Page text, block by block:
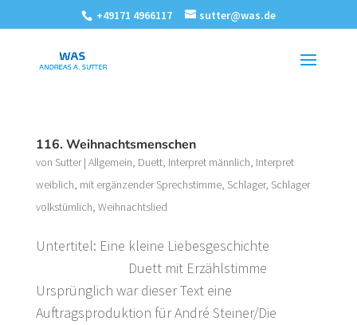
+49171 4966117 sutter@was.de
116. Weihnachtsmenschen
von Sutter| Allgemein, Duett, Interpret männlich, Interpret
weiblich, mit ergänzender Sprechstimme, Schlager, Schlager
volkstümlich, Weihnachtslied
Untertitel: Eine kleine Liebesgeschichte
Duett mit Erzählstimme
Ursprünglich war dieser Text eine
Auftragsproduktion für André Steiner/Die